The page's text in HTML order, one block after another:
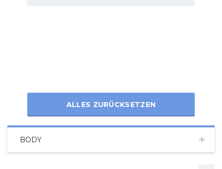
ALLES ZURÜCKSETZEN
BODY